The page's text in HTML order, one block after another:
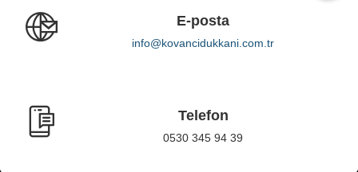
E-posta
info@kovancidukkani.com.tr
Telefon
0530 345 94 39